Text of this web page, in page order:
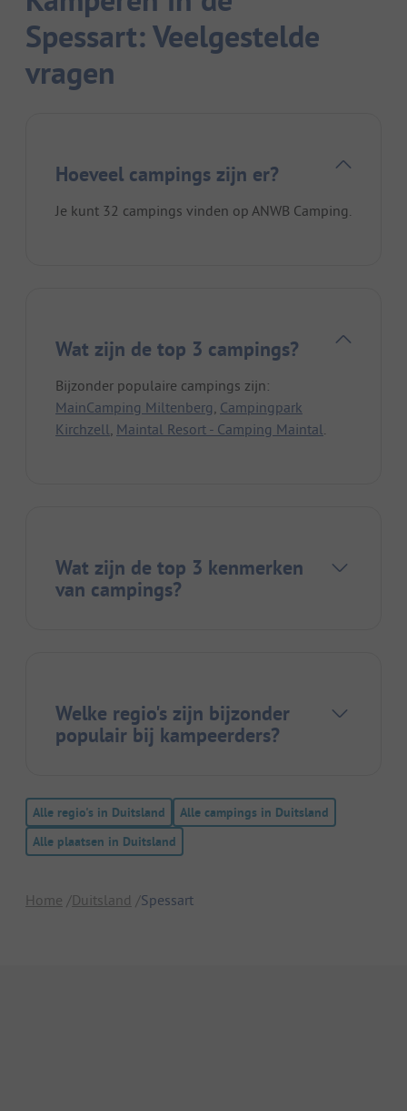
Spessart: Veelgestelde
vragen
Hoeveel campings zijn er?
Je kunt 32 campings vinden op ANWB Camping.
Wat zijn de top 3 campings?
Bijzonder populaire campings zijn:
MainCamping Miltenberg, Campingpark
Kirchzell, Maintal Resort - Camping Maintal.
Wat zijn de top 3 kenmerken
van campings?
Welke regio's zijn bijzonder
populair bij kampeerders?
Alle regio's in Duitsland
Alle campings in Duitsland
Alle plaatsen in Duitsland
Home Duitsland Spessart